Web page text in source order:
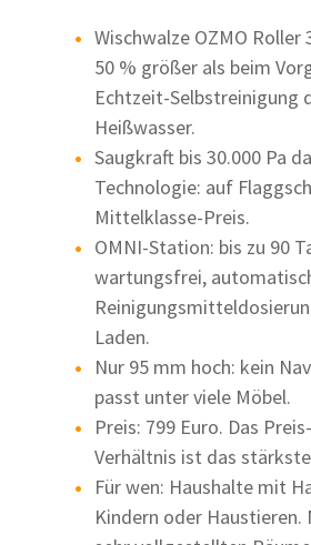
Wischwalze OZMO Roller
50 % größer als beim
Echtzeit-Selbstreinigung
Heißwasser.
Saugkraft bis 30.000 Pa
Technologie: auf
Mittelklasse-Preis.
OMNI-Station: bis zu 90
wartungsfrei,
Laden.
Nur 95 mm hoch: kein
passt unter viele Möbel.
Preis: 799 Euro. Das
Verhältnis ist das
Für wen: Haushalte mit
Kindern oder Haustieren.